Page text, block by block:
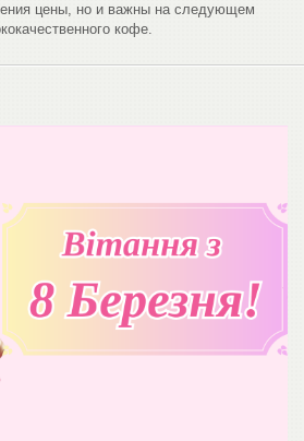
цены, но и важны на следующем
кофе.